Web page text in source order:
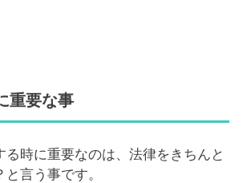
重要な事
る時に重要なのは、法律をきちんと
言う事です。